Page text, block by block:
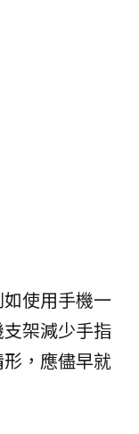
使用手機一
架減少手指
，應儘早就